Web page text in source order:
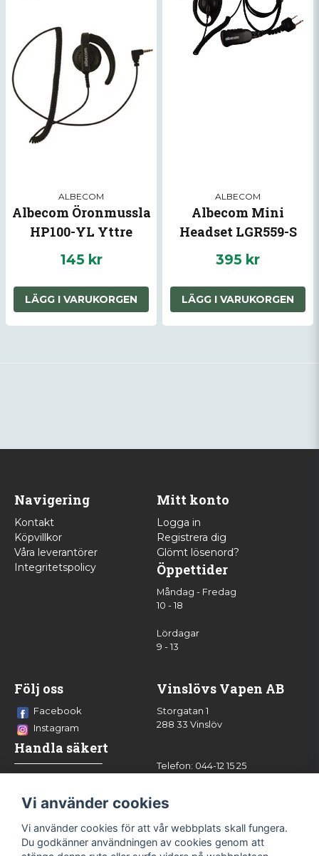
ALBECOM
Albecom Öronmussla
HP100-YL Yttre
145 kr
LÄGG I VARUKORGEN
ALBECOM
Albecom Mini
Headset LGR559-S
Yttre
395 kr
LÄGG I VARUKORGEN
Navigering
Kontakt
Köpvillkor
Våra leverantörer
Integritetspolicy
Mitt konto
Logga in
Registrera dig
Glömt lösenord?
Öppettider
Måndag - Fredag
10 - 18
Lördagar
9 - 13
Följ oss
Facebook
Instagram
Handla säkert
Vinslövs Vapen AB
Storgatan 1
288 33 Vinslöv
Telefon: 044-12 15 25
Vi använder cookies
Vi använder cookies för att vår webbplats skall fungera.
Du godkänner användningen av cookies genom att